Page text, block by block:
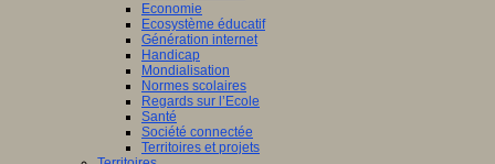
Economie
Ecosystème éducatif
Génération internet
Handicap
Mondialisation
Normes scolaires
Regards sur l’Ecole
Santé
Société connectée
Territoires et projets